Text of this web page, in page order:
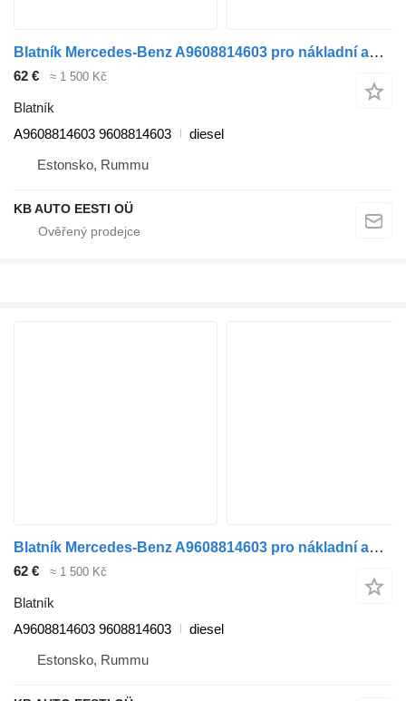
Blatník Mercedes-Benz A9608814603 pro nákladní auta Mercedes-Benz Antos, Arocs, Actros MP4 (2012-)
62 € ≈ 1 500 Kč
Blatník
A9608814603 9608814603
diesel
Estonsko, Rummu
KB AUTO EESTI OÜ
Blatník Mercedes-Benz A9608814603 pro nákladní auta Mercedes-Benz Antos, Arocs, Actros MP4 (2012-)
62 € ≈ 1 500 Kč
Blatník
A9608814603 9608814603
diesel
Estonsko, Rummu